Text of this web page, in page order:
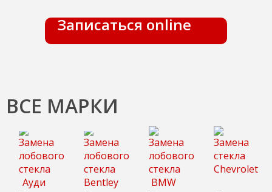
Записаться online
ВСЕ МАРКИ